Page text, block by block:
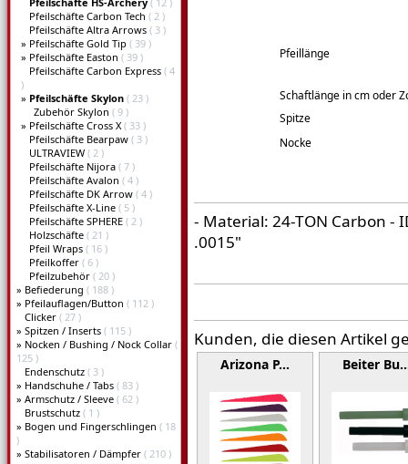
Pfeilschäfte Carbon Tech ( 2 )
Pfeilschäfte Altra Arrows ( 3 )
» Pfeilschäfte Gold Tip ( 39 )
» Pfeilschäfte Easton ( 39 )
Pfeilschäfte Carbon Express ( 4
)
» Pfeilschäfte Skylon ( 23 )
Zubehör Skylon ( 9 )
» Pfeilschäfte Cross X( 33 )
Pfeilschäfte Bearpaw ( 3 )
ULTRAVIEW ( 2 )
Pfeilschäfte Nijora ( 7 )
Pfeilschäfte Avalon ( 4 )
Pfeilschäfte DK Arrow ( 4 )
Pfeilschäfte X-Line ( 5 )
Pfeilschäfte SPHERE ( 2 )
Holzschäfte ( 21 )
Pfeil Wraps ( 16 )
Pfeilkoffer ( 6 )
Pfeilzubehör ( 20 )
» Befiederung ( 188 )
» Pfeilauflagen/Button ( 112 )
Clicker ( 27 )
» Spitzen / Inserts ( 115 )
» Nocken / Bushing / Nock Collar (
125 )
Endenschutz ( 3 )
» Handschuhe / Tabs ( 83 )
» Armschutz / Sleeve ( 62 )
Brustschutz ( 1 )
» Bogen und Fingerschlingen ( 18
)
» Stabilisatoren / Dämpfer ( 210 )
Pfeillänge
Schaftlänge in cm oder
Spitze
Nocke
- Material: 24-TON Carbon -
.0015"
Kunden, die diesen Artikel
Arizona P… Beiter